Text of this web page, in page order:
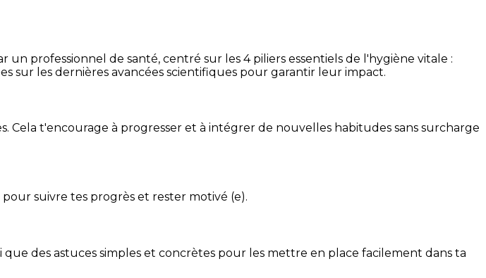
professionnel de santé, centré sur les 4 piliers essentiels de l'hygiène vitale :
sur les dernières avancées scientifiques pour garantir leur impact.
t'encourage à progresser et à intégrer de nouvelles habitudes sans surcharge
suivre tes progrès et rester motivé (e).
des astuces simples et concrètes pour les mettre en place facilement dans ta